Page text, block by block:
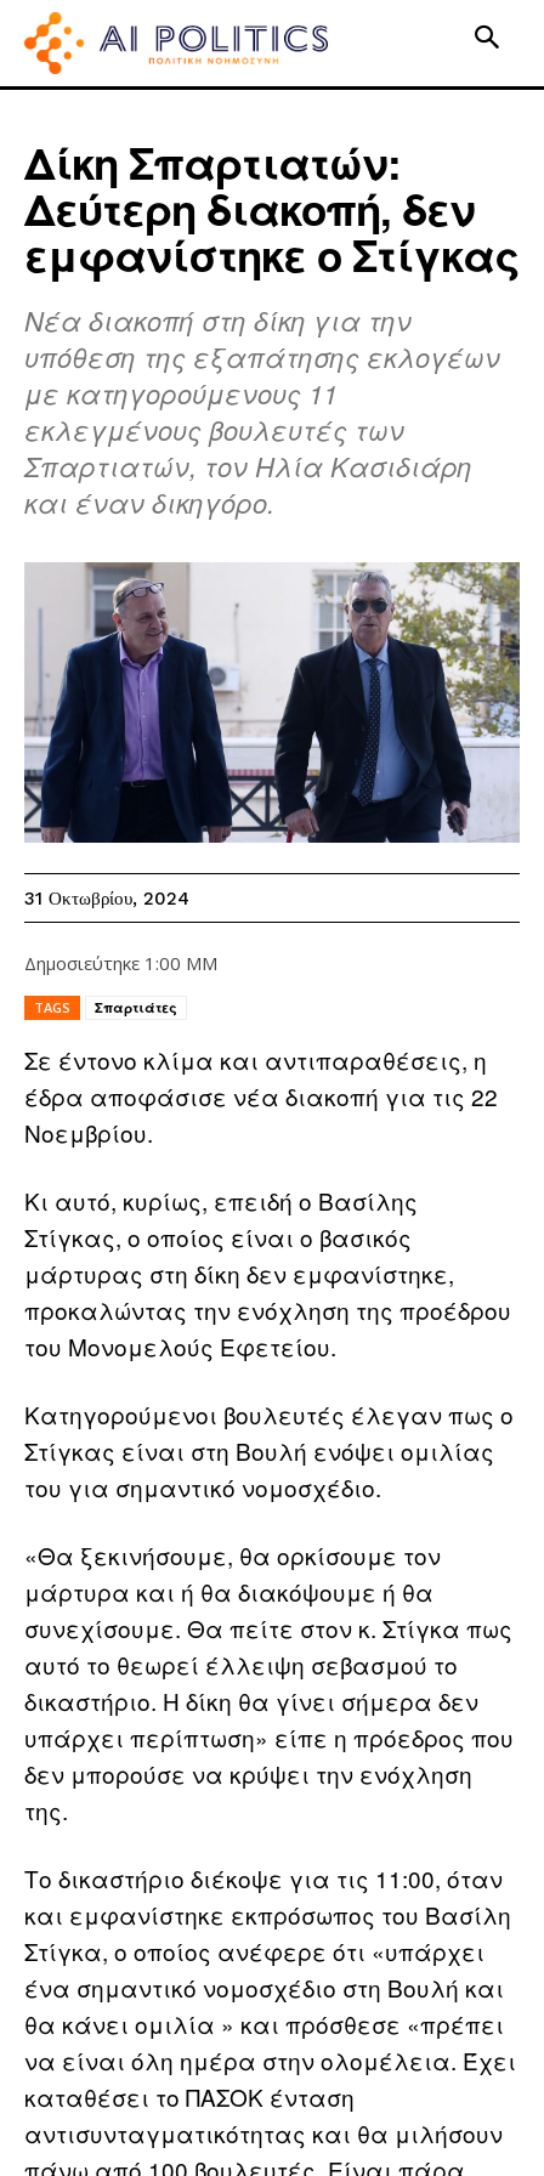
Δίκη Σπαρτιατών:
Δεύτερη διακοπή, δεν
εμφανίστηκε ο Στίγκας
Νέα διακοπή στη δίκη για την
υπόθεση της εξαπάτησης εκλογέων
με κατηγορούμενους 11
εκλεγμένους βουλευτές των
Σπαρτιατών, τον Ηλία Κασιδιάρη
και έναν δικηγόρο.
31 Οκτωβρίου, 2024
Δημοσιεύτηκε 1:00 ΜΜ
TAGS Σπαρτιάτες
Σε έντονο κλίμα και αντιπαραθέσεις, η
έδρα αποφάσισε νέα διακοπή για τις 22
Νοεμβρίου.
Κι αυτό, κυρίως, επειδή ο Βασίλης
Στίγκας, ο οποίος είναι ο βασικός
μάρτυρας στη δίκη δεν εμφανίστηκε,
προκαλώντας την ενόχληση της προέδρου
του Μονομελούς Εφετείου.
Κατηγορούμενοι βουλευτές έλεγαν πως ο
Στίγκας είναι στη Βουλή ενόψει ομιλίας
του για σημαντικό νομοσχέδιο.
«Θα ξεκινήσουμε, θα ορκίσουμε τον
μάρτυρα και ή θα διακόψουμε ή θα
συνεχίσουμε. Θα πείτε στον κ. Στίγκα πως
αυτό το θεωρεί έλλειψη σεβασμού το
δικαστήριο. Η δίκη θα γίνει σήμερα δεν
υπάρχει περίπτωση» είπε η πρόεδρος που
δεν μπορούσε να κρύψει την ενόχληση
της.
Το δικαστήριο διέκοψε για τις 11:00, όταν
και εμφανίστηκε εκπρόσωπος του Βασίλη
Στίγκα, ο οποίος ανέφερε ότι «υπάρχει
ένα σημαντικό νομοσχέδιο στη Βουλή και
θα κάνει ομιλία » και πρόσθεσε «πρέπει
να είναι όλη ημέρα στην ολομέλεια. Έχει
καταθέσει το ΠΑΣΟΚ ένταση
αντισυνταγματικότητας και θα μιλήσουν
πάνω από 100 βουλευτές. Είναι πάρα